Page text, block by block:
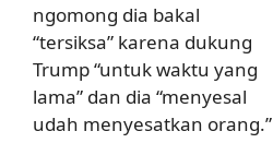
ngomong dia bakal
“tersiksa” karena dukung
Trump “untuk waktu yang
lama” dan dia “menyesal
udah menyesatkan orang.”